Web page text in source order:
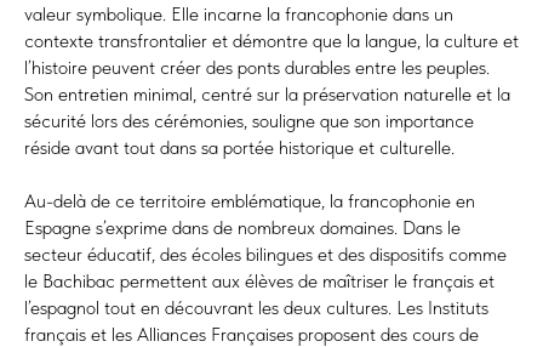
valeur symbolique. Elle incarne la francophonie dans un
contexte transfrontalier et démontre que la langue, la culture et
l’histoire peuvent créer des ponts durables entre les peuples.
Son entretien minimal, centré sur la préservation naturelle et la
sécurité lors des cérémonies, souligne que son importance
réside avant tout dans sa portée historique et culturelle.
Au-delà de ce territoire emblématique, la francophonie en
Espagne s’exprime dans de nombreux domaines. Dans le
secteur éducatif, des écoles bilingues et des dispositifs comme
le Bachibac permettent aux élèves de maîtriser le français et
l’espagnol tout en découvrant les deux cultures. Les Instituts
français et les Alliances Françaises proposent des cours de